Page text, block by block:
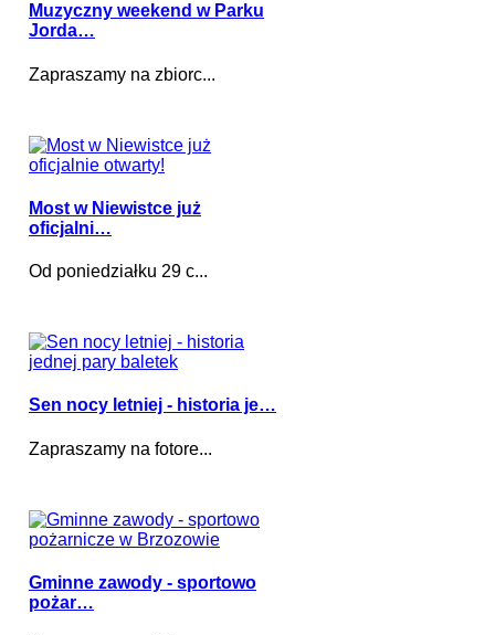
Muzyczny weekend w Parku
Jorda…
Zapraszamy na zbiorc...
Most w Niewistce już
oficjalni…
Od poniedziałku 29 c...
Sen nocy letniej - historia je…
Zapraszamy na fotore...
Gminne zawody - sportowo
pożar…